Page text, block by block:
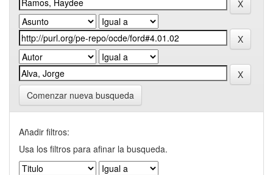
Comenzar nueva busqueda
Añadir filtros:
Usa los filtros para afinar la busqueda.